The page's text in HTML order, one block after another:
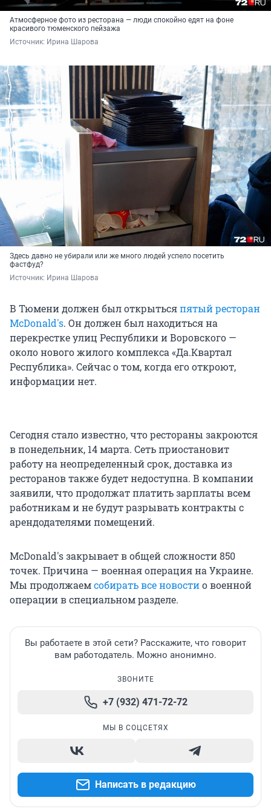
Атмосферное фото из ресторана — люди спокойно едят на фоне
красивого тюменского пейзажа
Источник: Ирина Шарова
Здесь давно не убирали или же много людей успело посетить
фастфуд?
Источник: Ирина Шарова
В Тюмени должен был открытьсяпятый ресторан
McDonald's. Он должен был находиться на
перекрестке улиц Республики и Воровского —
около нового жилого комплекса «Да.Квартал
Республика». Сейчас о том, когда его откроют,
информации нет.
Сегодня стало известно, что рестораны закроются
в понедельник, 14 марта. Сеть приостановит
работу на неопределенный срок, доставка из
ресторанов также будет недоступна. В компании
заявили, что продолжат платить зарплаты всем
работникам и не будут разрывать контракты с
арендодателями помещений.
McDonald's закрывает в общей сложности 850
точек. Причина — военная операция на Украине.
Мы продолжаемсобирать все новостио военной
операции в специальном разделе.
Вы работаете в этой сети? Расскажите, что говорит
вам работодатель. Можно анонимно.
ЗВОНИТЕ
+7 (932) 471-72-72
МЫ В СОЦСЕТЯХ
Написать в редакцию